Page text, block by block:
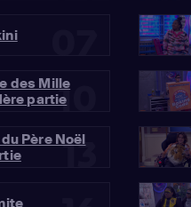
10
des Mille
partie
13
Père Noël